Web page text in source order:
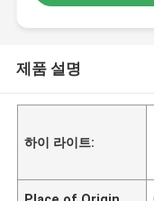
제품 설명
하이 라이트: